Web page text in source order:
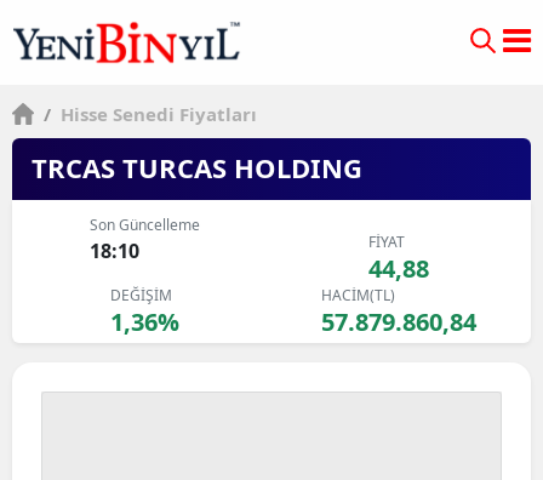
/ Hisse Senedi Fiyatları
TRCAS TURCAS HOLDING
Son Güncelleme
18:10 FİYAT
44,88
DEĞİŞİM
1,36%
HACİM(TL)
57.879.860,84